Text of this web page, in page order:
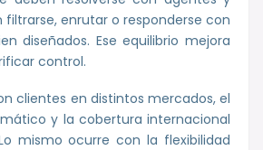
enrutar o responderse con
diseñados. Ese equilibrio mejora
control.
clientes en distintos mercados, el
y la cobertura internacional
mismo ocurre con la flexibilidad